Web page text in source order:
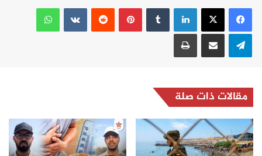
لينكدإن بينتيريست
واتساب
تيلقرام مشاركة عبر البريد طباعة
مقالات ذات صلة